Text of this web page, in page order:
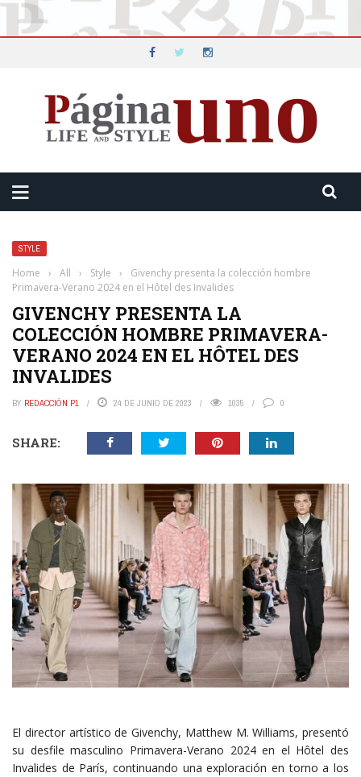
STYLE
Home › All › Style ›
Givenchy presenta la colección hombre
Primavera-Verano 2024 en el Hôtel des Invalides
GIVENCHY PRESENTA LA
COLECCIÓN HOMBRE PRIMAVERA-
VERANO 2024 EN EL HÔTEL DES
INVALIDES
BY REDACCIÓN P1 24 DE JUNIO DE 2023 1035 0
SHARE:
El director artístico de Givenchy, Matthew M. Williams, presentó
su desfile masculino Primavera-Verano 2024 en el Hôtel des
Invalides de París, continuando una exploración en torno a los